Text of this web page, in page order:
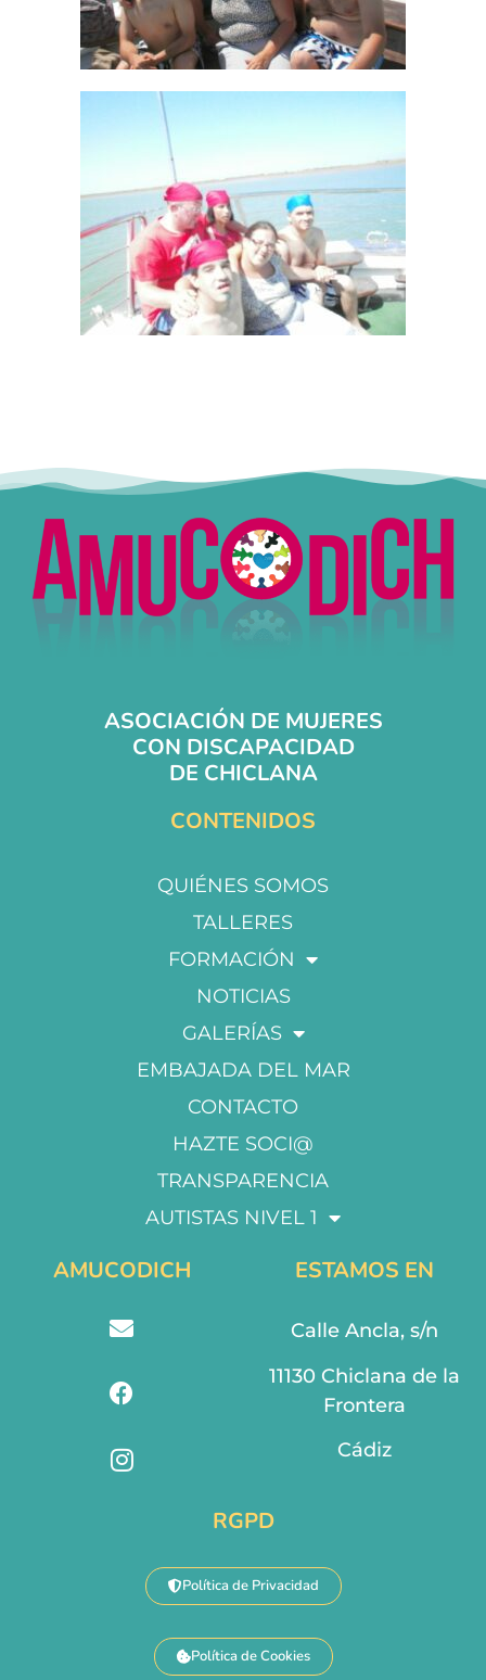
ASOCIACIÓN DE MUJERES
CON DISCAPACIDAD
DE CHICLANA
CONTENIDOS
QUIÉNES SOMOS
TALLERES
FORMACIÓN
NOTICIAS
GALERÍAS
EMBAJADA DEL MAR
CONTACTO
HAZTE SOCI@
TRANSPARENCIA
AUTISTAS NIVEL 1
AMUCODICH ESTAMOS EN
Calle Ancla, s/n
11130 Chiclana de la
Frontera
Cádiz
RGPD
Política de Privacidad
Política de Cookies